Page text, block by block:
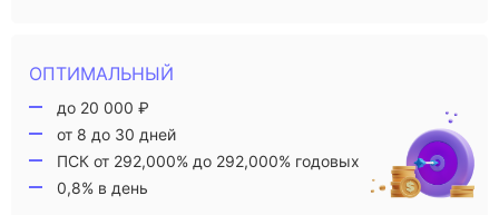
ОПТИМАЛЬНЫЙ
до 20 000 ₽
от 8 до 30 дней
ПСК от 292,000% до 292,000% годовых
0,8% в день